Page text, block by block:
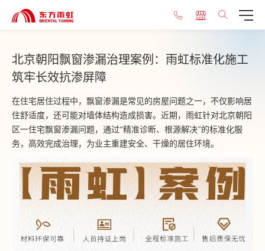
​北京朝阳飘窗渗漏治理案例：雨虹标准化施工
筑牢长效抗渗屏障
在住宅居住过程中，飘窗渗漏是常见的房屋问题之一，不仅影响居
住舒适度，还可能对墙体结构造成损害。近期，雨虹针对北京朝阳
区一住宅飘窗渗漏问题，通过“精准诊断、根源解决”的标准化服
务，高效完成治理，为业主重建安全、干燥的居住环境。